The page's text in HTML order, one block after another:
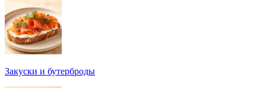
Закуски и бутерброды